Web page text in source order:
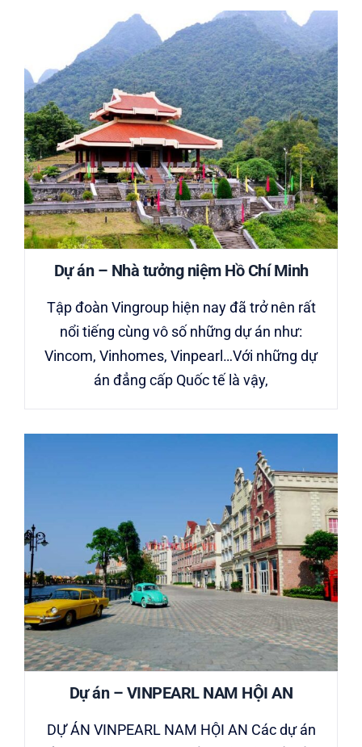
Dự án – Nhà tưởng niệm Hồ Chí Minh
Tập đoàn Vingroup hiện nay đã trở nên rất
nổi tiếng cùng vô số những dự án như:
Vincom, Vinhomes, Vinpearl…Với những dự
án đẳng cấp Quốc tế là vậy,
Dự án – VINPEARL NAM HỘI AN
DỰ ÁN VINPEARL NAM HỘI AN Các dự án